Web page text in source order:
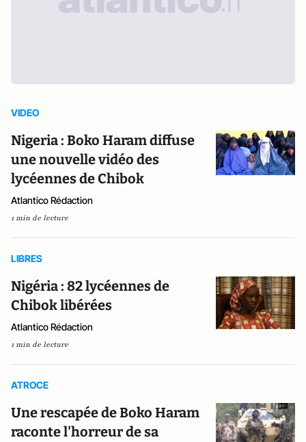
VIDEO
Nigeria : Boko Haram diffuse
une nouvelle vidéo des
lycéennes de Chibok
Atlantico Rédaction
1 min de lecture
LIBRES
Nigéria : 82 lycéennes de
Chibok libérées
Atlantico Rédaction
1 min de lecture
ATROCE
Une rescapée de Boko Haram
raconte l'horreur de sa